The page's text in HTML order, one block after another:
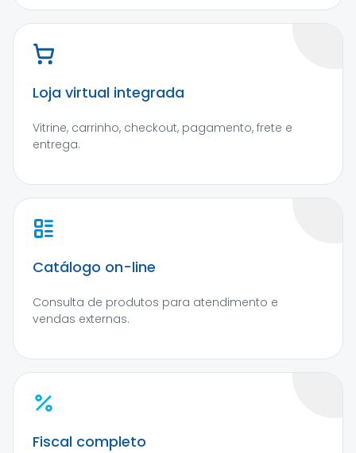
Loja virtual integrada
Vitrine, carrinho, checkout, pagamento, frete e
entrega.
Catálogo on-line
Consulta de produtos para atendimento e
vendas externas.
Fiscal completo